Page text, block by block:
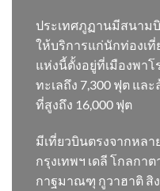
ประเทศภูฏานมีสนาม
ให้บริการแก่นักท่องเ
แห่งนี้ตั้งอยู่ที่เมืองพาโ
ทะเลถึง 7,300 ฟุต แล
ที่สูงถึง 16,000 ฟุต
มีเที่ยวบินตรงจากหล
กรุงเทพฯ เดลี โกลกา
กาฐมาณฑุ กูวาฮาติ สิ